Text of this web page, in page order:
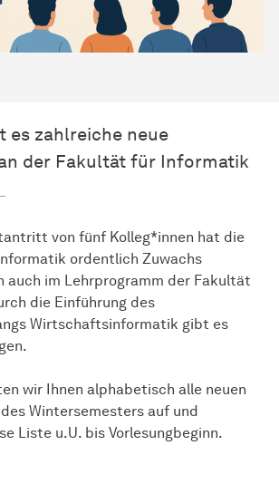
es zahlreiche neue
der Fakultät für Informatik
von fünf Kolleg*innen hat die
ordentlich Zuwachs
auch im Lehrprogramm der Fakultät
die Einführung des
Wirtschaftsinformatik gibt es
wir Ihnen alphabetisch alle neuen
Wintersemesters auf und
Liste u.U. bis Vorlesungbeginn.